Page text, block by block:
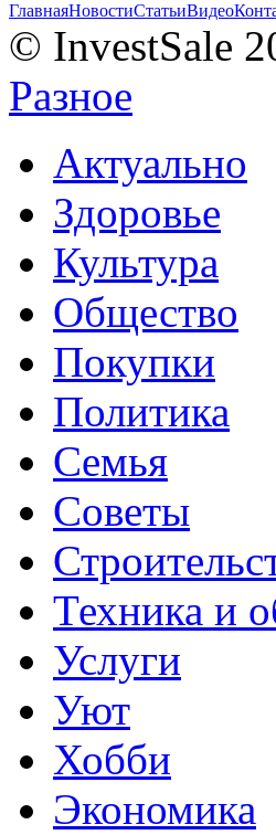
ГлавнаяНовостиСтатьиВидео
© InvestSale
Разное
Актуально
Здоровье
Культура
Общество
Покупки
Политика
Семья
Советы
Техника и
Услуги
Уют
Хобби
Экономика